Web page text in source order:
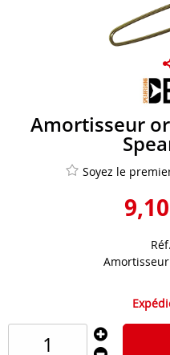
Amortisseur
Soyez le
9,10